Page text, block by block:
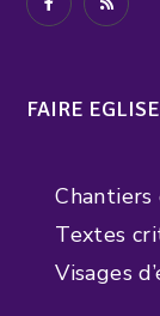
FAIRE
Textes
Visages